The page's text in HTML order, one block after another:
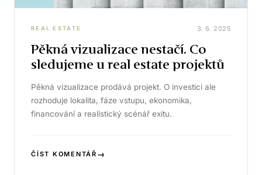
REAL ESTATE 3. 6. 2025
Pěkná vizualizace nestačí. Co
sledujeme u real estate projektů
Pěkná vizualizace prodává projekt. O investici ale
rozhoduje lokalita, fáze vstupu, ekonomika,
financování a realistický scénář exitu.
ČÍST KOMENTÁŘ →